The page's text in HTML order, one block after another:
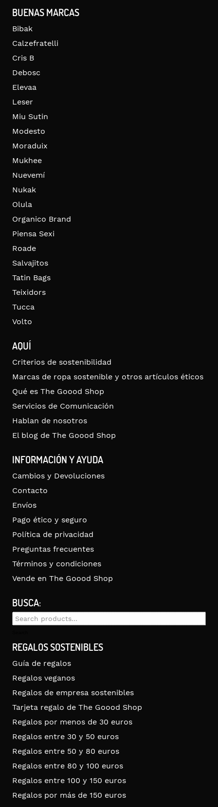
BUENAS MARCAS
Bibak
Calzefratelli
Cris B
Debosc
Elevaa
Leser
Miu Sutin
Modesto
Moraduix
Mukhee
Nuevemí
Nukak
Olula
Organico Brand
Piensa Sexi
Roade
Salvajitos
Tatin Bags
Teixidors
Tucca
Volto
AQUÍ
Criterios de sostenibilidad
Marcas de ropa sostenible y otros artículos éticos
Qué es The Goood Shop
Servicios de Comunicación
Hablan de nosotros
El blog de The Goood Shop
INFORMACIÓN Y AYUDA
Cambios y Devoluciones
Contacto
Envíos
Pago ético y seguro
Política de privacidad
Preguntas frecuentes
Términos y condiciones
Vende en The Goood Shop
BUSCA:
Search
REGALOS SOSTENIBLES
Guía de regalos
Regalos veganos
Regalos de empresa sostenibles
Tarjeta regalo de The Goood Shop
Regalos por menos de 30 euros
Regalos entre 30 y 50 euros
Regalos entre 50 y 80 euros
Regalos entre 80 y 100 euros
Regalos entre 100 y 150 euros
Regalos por más de 150 euros